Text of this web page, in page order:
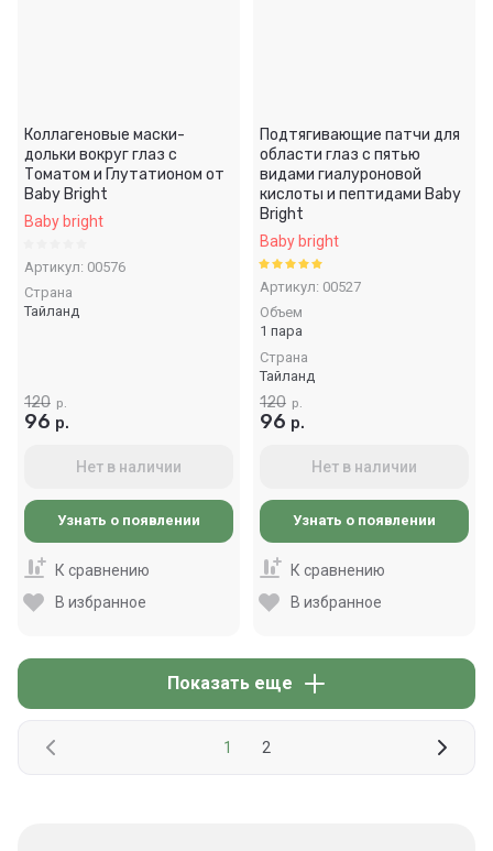
Коллагеновые маски-
дольки вокруг глаз с
Томатом и Глутатионом от
Baby Bright
Baby bright
Артикул: 00576
Страна
Тайланд
120 р.
96 р.
Нет в наличии
Узнать о появлении
К сравнению
В избранное
Подтягивающие патчи для
области глаз с пятью
видами гиалуроновой
кислоты и пептидами Baby
Bright
Baby bright
Артикул: 00527
Объем
1 пара
Страна
Тайланд
120 р.
96 р.
Нет в наличии
Узнать о появлении
К сравнению
В избранное
Показать еще
1 2